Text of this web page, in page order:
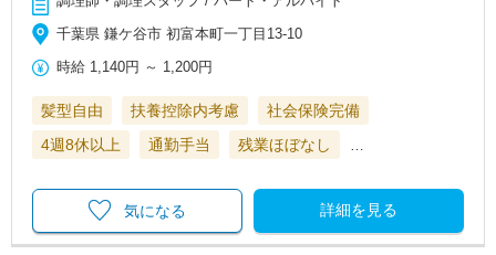
千葉県 鎌ケ谷市 初富本町一丁目13-10
時給 1,140円 ～ 1,200円
髪型自由 扶養控除内考慮
社会保険完備
4週8休以上
通勤手当 残業ほぼなし …
詳細を見る
気になる